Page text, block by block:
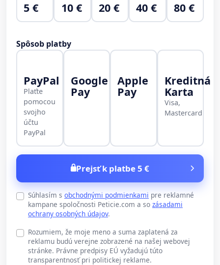
5 € 10 € 20 € 40 € 80 €
Spôsob platby
PayPal
Plaťte
pomocou
svojho
účtu
PayPal
Google
Pay
Apple
Pay
Kreditná
Karta
Visa,
Mastercard
Prejsť k platbe 5 €
Súhlasím s obchodnými podmienkami pre reklamné
kampane spoločnosti Peticie.com a so zásadami
ochrany osobných údajov.
Rozumiem, že moje meno a suma zaplatená za
reklamu budú verejne zobrazené na našej webovej
stránke. Právne predpisy EÚ vyžadujú túto
transparentnosť pri politickej reklame.